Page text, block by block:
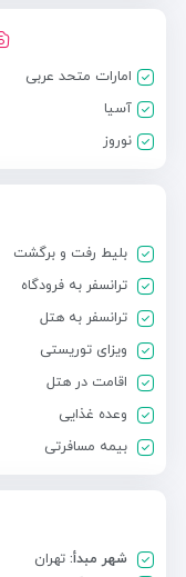
امارات متحد عربی
آسیا
نوروز
بلیط رفت و برگشت
ترانسفر به فرودگاه
ترانسفر به هتل
ویزای توریستی
اقامت در هتل
وعده غذایی
بیمه مسافرتی
شهر مبدأ: تهران